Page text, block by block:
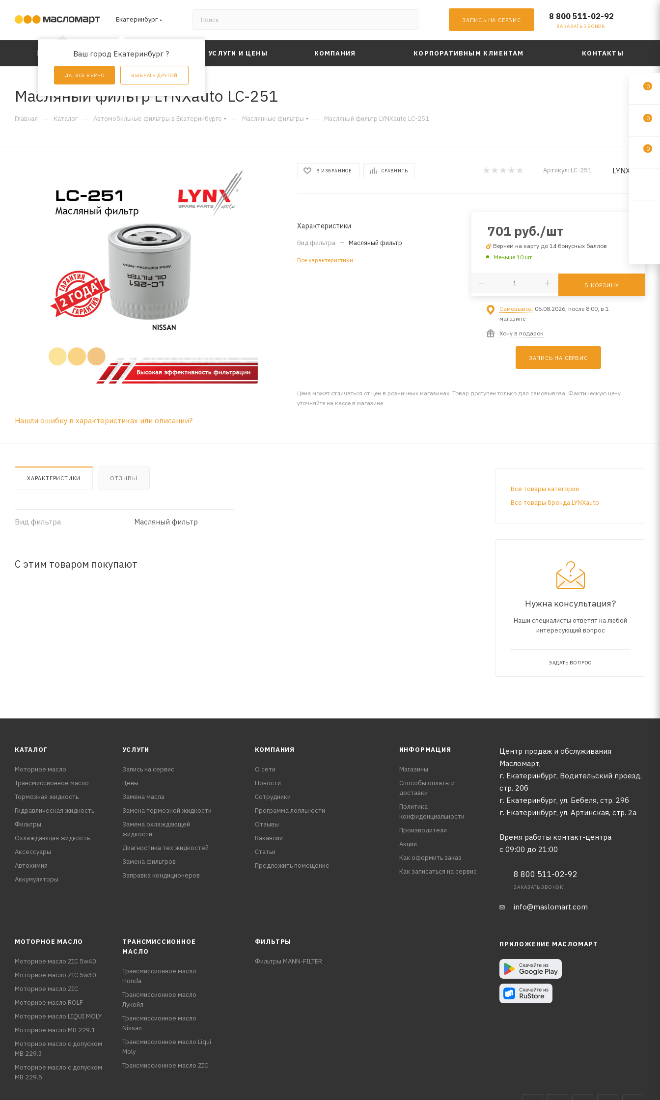
Екатеринбург
Ваш город Екатеринбург ?
ДА, ВСЕ ВЕРНО ВЫБРАТЬ ДРУГОЙ
ЗАПИСЬ НА СЕРВИС 8 800 511-02-92
ЗАКАЗАТЬ ЗВОНОК
КАТАЛОГ АКЦИИ УСЛУГИ И ЦЕНЫ КОМПАНИЯ КОРПОРАТИВНЫМ КЛИЕНТАМ КОНТАКТЫ
Масляный фильтр LYNXauto LC-251
Главная — Каталог — Автомобильные фильтры в Екатеринбурге — Маслянные фильтры — Масляный фильтр LYNXauto LC-251
В ИЗБРАННОЕ СРАВНИТЬ Артикул: LC-251 LYNXauto
Характеристики
Вид фильтра — Масляный фильтр
Все характеристики
701 руб./шт
Вернем на карту до 14 бонусных баллов
Меньше 10 шт
В КОРЗИНУ
Самовывоз: 06.08.2026, после 8:00, в 1
магазине
Хочу в подарок
ЗАПИСЬ НА СЕРВИС
Цена может отличаться от цен в розничных магазинах. Товар доступен только для самовывоза. Фактическую цену
уточняйте на кассе в магазине
Нашли ошибку в характеристиках или описании?
ХАРАКТЕРИСТИКИ ОТЗЫВЫ
Вид фильтра Масляный фильтр
С этим товаром покупают
Все товары категории
Все товары бренда LYNXauto
Нужна консультация?
Наши специалисты ответят на любой
интересующий вопрос
ЗАДАТЬ ВОПРОС
КАТАЛОГ
Моторное масло
Трансмиссионное масло
Тормозная жидкость
Гидравлическая жидкость
Фильтры
Охлаждающая жидкость
Аксессуары
Автохимия
Аккумуляторы
УСЛУГИ
Запись на сервис
Цены
Замена масла
Замена тормозной жидкости
Замена охлаждающей
жидкости
Диагностика тех.жидкостей
Замена фильтров
Заправка кондиционеров
КОМПАНИЯ
О сети
Новости
Сотрудники
Программа лояльности
Отзывы
Вакансии
Статьи
Предложить помещение
ИНФОРМАЦИЯ
Магазины
Способы оплаты и
доставки
Политика
конфиденциальности
Производители
Акции
Как оформить заказ
Как записаться на сервис
Центр продаж и обслуживания
Масломарт,
г. Екатеринбург, Водительский проезд,
стр. 20б
г. Екатеринбург, ул. Бебеля, стр. 29б
г. Екатеринбург, ул. Артинская, стр. 2а
Время работы контакт-центра
с 09:00 до 21:00
8 800 511-02-92
ЗАКАЗАТЬ ЗВОНОК
info@maslomart.com
МОТОРНОЕ МАСЛО
Моторное масло ZIC 5w40
Моторное масло ZIC 5w30
Моторное масло ZIC
Моторное масло ROLF
Моторное масло LIQUI MOLY
Моторное масло MB 229.1
Моторное масло с допуском
MB 229.3
Моторное масло с допуском
MB 229.5
ТРАНСМИССИОННОЕ
МАСЛО
Трансмиссионное масло
Honda
Трансмиссионное масло
Лукойл
Трансмиссионное масло
Nissan
Трансмиссионное масло Liqui
Moly
Трансмиссионное масло ZIC
ФИЛЬТРЫ
Фильтры MANN-FILTER
ПРИЛОЖЕНИЕ МАСЛОМАРТ
0
0
0